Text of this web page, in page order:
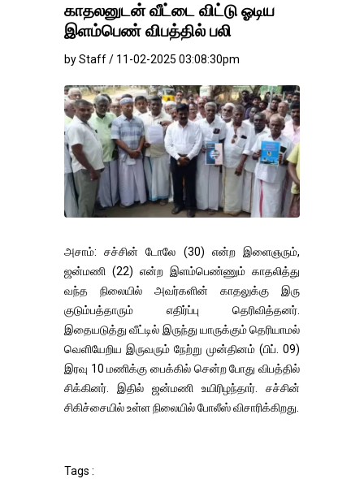
காதலனுடன் வீட்டை விட்டு ஓடிய
இளம்பெண் விபத்தில் பலி
by Staff / 11-02-2025 03:08:30pm
அசாம்: சச்சின் டோலே (30) என்ற இளைஞரும்,
ஜன்மணி (22) என்ற இளம்பெண்ணும் காதலித்து
வந்த நிலையில் அவர்களின் காதலுக்கு இரு
குடும்பத்தாரும் எதிர்ப்பு தெரிவித்தனர்.
இதையடுத்து வீட்டில் இருந்து யாருக்கும் தெரியாமல்
வெளியேறிய இருவரும் நேற்று முன்தினம் (பிப். 09)
இரவு 10 மணிக்கு பைக்கில் சென்ற போது விபத்தில்
சிக்கினர். இதில் ஜன்மணி உயிரிழந்தார். சச்சின்
சிகிச்சையில் உள்ள நிலையில் போலீஸ் விசாரிக்கிறது.
Tags :